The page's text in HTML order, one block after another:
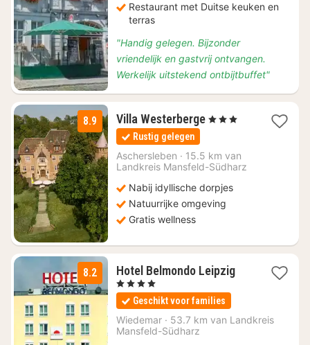
Restaurant met Duitse keuken en
terras
"Handig gelegen. Bijzonder
vriendelijk en gastvrij ontvangen.
Werkelijk uitstekend ontbijtbuffet"
8.9 Villa Westerberge1
€
159,70
, 3 Sterren
Rustig gelegen
Aschersleben · 15.5 km van
Landkreis Mansfeld-Südharz
Nabij idyllische dorpjes
Natuurrijke omgeving
Gratis wellness
8.2 Hotel Belmondo Leipzig3
53
, 4 Sterren
Geschikt voor families
Wiedemar · 53.7 km van Landkreis
Mansfeld-Südharz